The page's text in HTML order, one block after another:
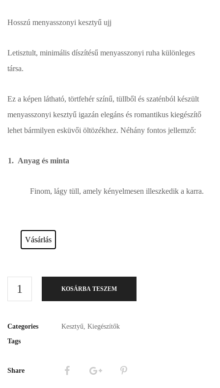
Hosszú menyasszonyi kesztyű ujj
Letisztult, minimális díszítésű menyasszonyi ruha különleges
társa.
Ez a képen látható, törtfehér színű, tüllből és szaténból készült
menyasszonyi kesztyű igazán elegáns és romantikus kiegészítő
lehet bármilyen esküvői öltözékhez. Néhány fontos jellemző:
Anyag és minta
Finom, lágy tüll, amely kényelmesen illeszkedik a karra.
Vásárlás
KOSÁRBA TESZEM
Categories Kesztyű, Kiegészítők
Tags
Share